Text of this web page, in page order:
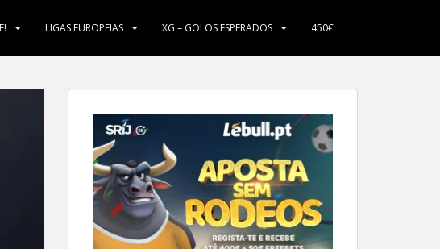
LIGAS EUROPEIAS XG – GOLOS ESPERADOS 450€